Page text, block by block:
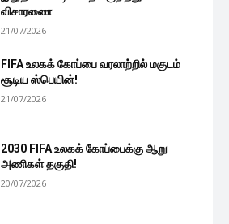
விசாரணை
21/07/2026
FIFA உலகக் கோப்பை வரலாற்றில் மகுடம்
சூடிய ஸ்பெயின்!
21/07/2026
2030 FIFA உலகக் கோப்பைக்கு ஆறு
அணிகள் தகுதி!
20/07/2026